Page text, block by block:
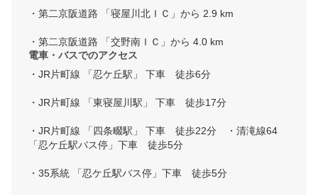
・第二京阪道路 「寝屋川北ＩＣ」から 2.9 km
・第二京阪道路 「交野南ＩＣ」から 4.0 km
電車・バスでのアクセス
・JR片町線 「忍ケ丘駅」 下車　徒歩6分
・JR片町線 「東寝屋川駅」 下車　徒歩17分
・JR片町線 「四条畷駅」 下車　徒歩22分　・清滝線64
「忍ケ丘駅バス停」下車　徒歩5分
・35系統 「忍ケ丘駅バス停」下車　徒歩5分